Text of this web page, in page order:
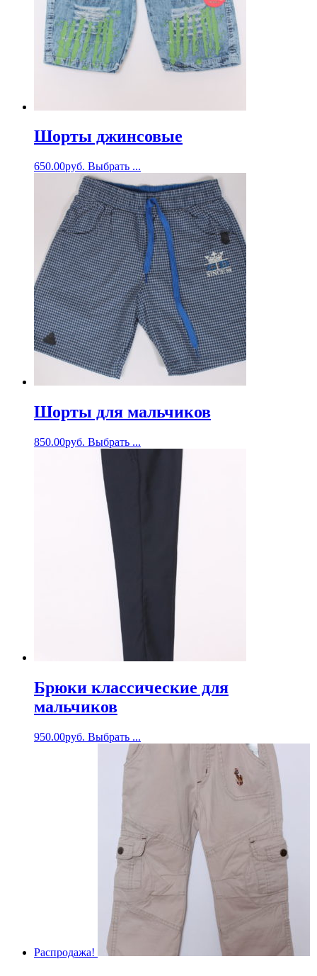
Шорты джинсовые
650.00руб. Выбрать ...
Шорты для мальчиков
850.00руб. Выбрать ...
Брюки классические для
мальчиков
950.00руб. Выбрать ...
Распродажа!